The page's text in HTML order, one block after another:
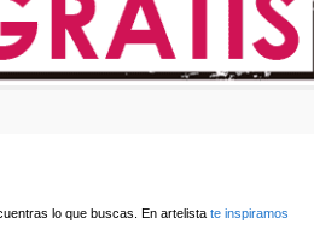
lo que buscas. En artelista te inspiramos